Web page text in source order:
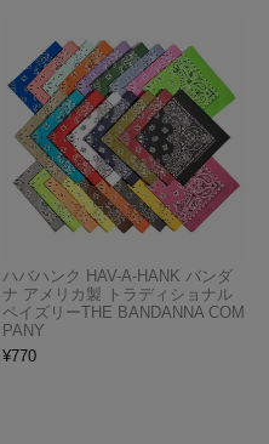
ハバハンク HAV-A-HANK バンダ
ナ アメリカ製 トラディショナル
ペイズリーTHE BANDANNA COM
PANY
¥770